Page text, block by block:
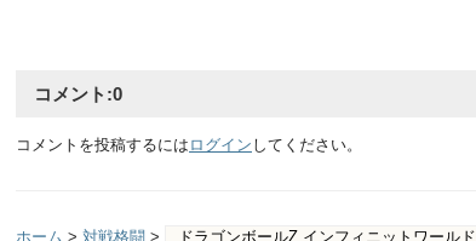
コメント:0
コメントを投稿するには ログイン してください。
ホーム > 対戦格闘 > ドラゴンボールZ インフィニットワールド